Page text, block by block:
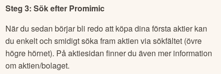
Steg 3: Sök efter Promimic
När du sedan börjar bli redo att köpa dina första aktier kan
du enkelt och smidigt söka fram aktien via sökfältet (övre
högre hörnet). På aktiesidan finner du även mer information
om aktien/bolaget.